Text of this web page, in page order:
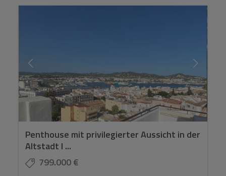
Penthouse mit privilegierter Aussicht in der
Altstadt I ...
799.000 €